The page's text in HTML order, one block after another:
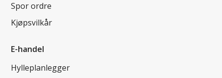
Spor ordre
Kjøpsvilkår
E-handel
Hylleplanlegger